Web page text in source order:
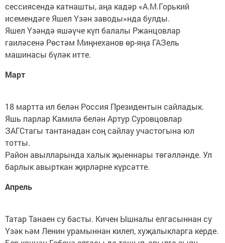
сессиясендә катнашты, аңа кадәр «А.М.Горький
исемендәге Яшел Үзән заводы»нда булды.
Яшел Үзәндә яшәүче күп балалы Ржанцовлар
гаиләсенә Рөстәм Миңнеханов өр-яңа ГАЗель
машинасы бүләк итте.
Март
18 мартта ил белән Россия Президентын сайладык.
Яшь парлар Камилә белән Артур Суровцовлар
ЗАГСтагы тантанадан соң сайлау участогына юл
тотты.
Район авылларында халык җыеннары төгәлләнде. Ул
барлык авырткан җирләрне күрсәтте.
Апрель
Татар Танаен су басты. Кичен Ышналы елгасыннан су
Үзәк һәм Ленин урамыннан килеп, хуҗалык­ларга керде.